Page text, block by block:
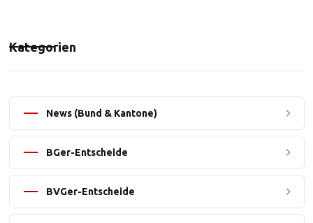
Kategorien
News (Bund & Kantone)
BGer-Entscheide
BVGer-Entscheide